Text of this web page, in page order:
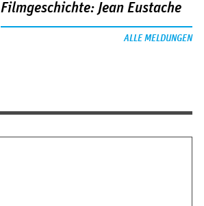
Filmgeschichte: Jean Eustache
ALLE MELDUNGEN